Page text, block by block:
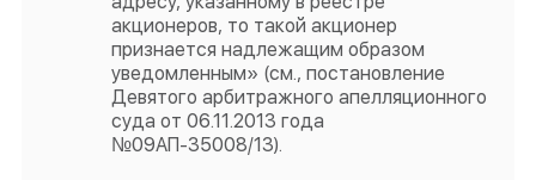
акционеров, то такой акционер
признается надлежащим образом
уведомленным» (см., постановление
Девятого арбитражного апелляционного
суда от 06.11.2013 года
№09АП-35008/13).